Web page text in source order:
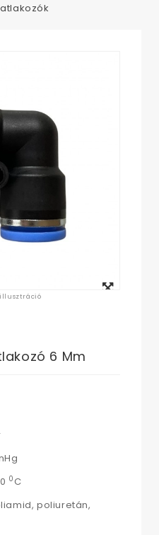
illusztráció
6 Mm
0C
poliuretán,